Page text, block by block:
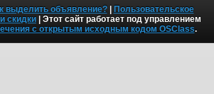
выделить объявление?| Пользовательское
скидки | Этот сайт работает под управлением
с открытым исходным кодом OSClass.